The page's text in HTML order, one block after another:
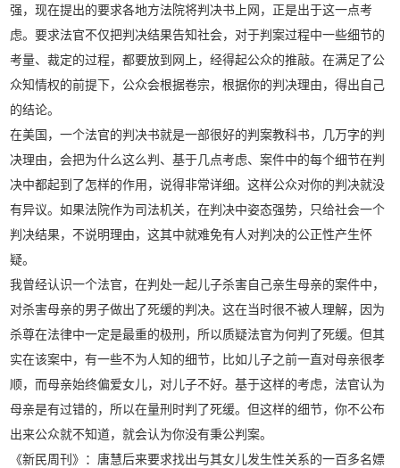
强，现在提出的要求各地方法院将判决书上网，正是出于这一点考
虑。要求法官不仅把判决结果告知社会，对于判案过程中一些细节的
考量、裁定的过程，都要放到网上，经得起公众的推敲。在满足了公
众知情权的前提下，公众会根据卷宗，根据你的判决理由，得出自己
的结论。
在美国，一个法官的判决书就是一部很好的判案教科书，几万字的判
决理由，会把为什么这么判、基于几点考虑、案件中的每个细节在判
决中都起到了怎样的作用，说得非常详细。这样公众对你的判决就没
有异议。如果法院作为司法机关，在判决中姿态强势，只给社会一个
判决结果，不说明理由，这其中就难免有人对判决的公正性产生怀
疑。
我曾经认识一个法官，在判处一起儿子杀害自己亲生母亲的案件中，
对杀害母亲的男子做出了死缓的判决。这在当时很不被人理解，因为
杀尊在法律中一定是最重的极刑，所以质疑法官为何判了死缓。但其
实在该案中，有一些不为人知的细节，比如儿子之前一直对母亲很孝
顺，而母亲始终偏爱女儿，对儿子不好。基于这样的考虑，法官认为
母亲是有过错的，所以在量刑时判了死缓。但这样的细节，你不公布
出来公众就不知道，就会认为你没有秉公判案。
《新民周刊》：唐慧后来要求找出与其女儿发生性关系的一百多名嫖